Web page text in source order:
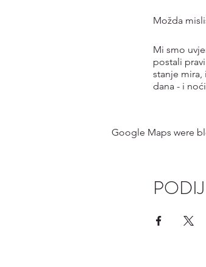
Možda
Mi smo
postali
stanje
dana - i
kvalitete
tako i za
Vođene
Google Maps were